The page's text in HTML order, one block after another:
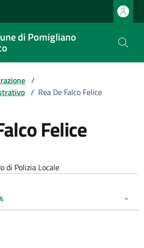
di Pomigliano
/
/ Rea De Falco Felice
Felice
di Polizia Locale